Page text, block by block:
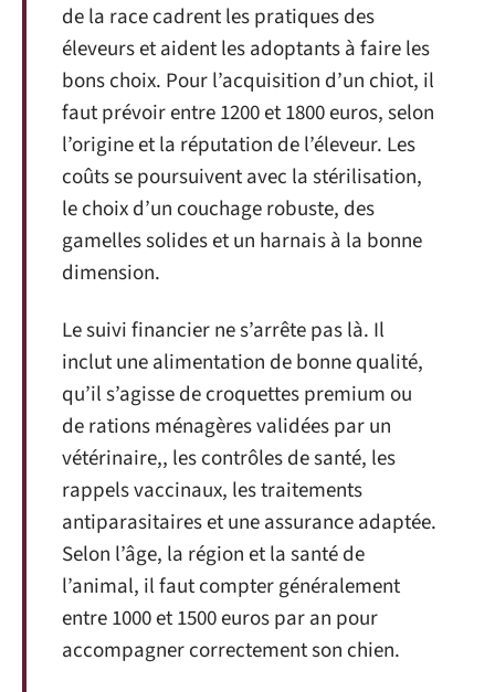
de la race cadrent les pratiques des
éleveurs et aident les adoptants à faire les
bons choix. Pour l’acquisition d’un chiot, il
faut prévoir entre 1200 et 1800 euros, selon
l’origine et la réputation de l’éleveur. Les
coûts se poursuivent avec la stérilisation,
le choix d’un couchage robuste, des
gamelles solides et un harnais à la bonne
dimension.
Le suivi financier ne s’arrête pas là. Il
inclut une alimentation de bonne qualité,
qu’il s’agisse de croquettes premium ou
de rations ménagères validées par un
vétérinaire,, les contrôles de santé, les
rappels vaccinaux, les traitements
antiparasitaires et une assurance adaptée.
Selon l’âge, la région et la santé de
l’animal, il faut compter généralement
entre 1000 et 1500 euros par an pour
accompagner correctement son chien.